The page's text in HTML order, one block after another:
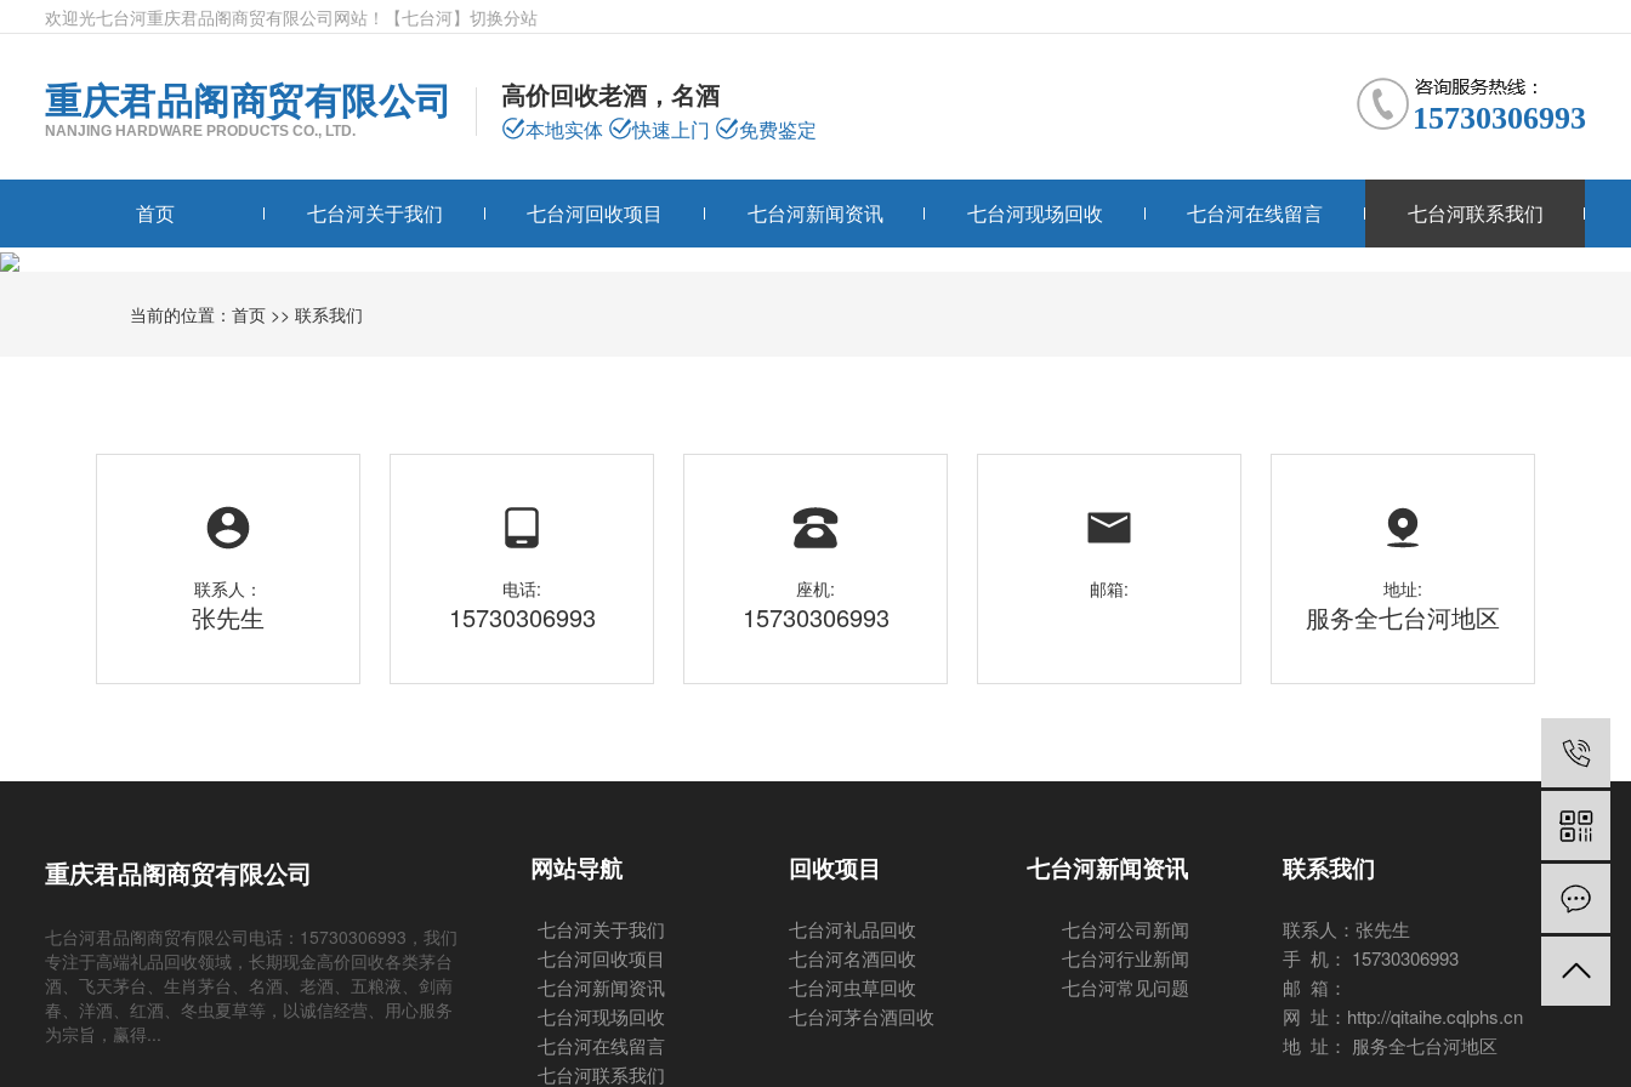
欢迎光七台河重庆君品阁商贸有限公司网站！ 【七台河】 切换分站
重庆君品阁商贸有限公司
NANJING HARDWARE PRODUCTS CO., LTD.
高价回收老酒，名酒
本地实体 快速上门 免费鉴定 15730306993
首页 七台河关于我们 七台河回收项目 七台河新闻资讯 七台河现场回收 七台河在线留言 七台河联系我们
当前的位置：首页 >>联系我们
联系人：
张先生
电话:
15730306993
座机:
15730306993
邮箱: 地址:
服务全七台河地区
重庆君品阁商贸有限公司
七台河君品阁商贸有限公司电话：15730306993，我们
专注于高端礼品回收领域，长期现金高价回收各类茅台
酒、飞天茅台、生肖茅台、名酒、老酒、五粮液、剑南
春、洋酒、红酒、冬虫夏草等，以诚信经营、用心服务
为宗旨，赢得...
网站导航
七台河关于我们
七台河回收项目
七台河新闻资讯
七台河现场回收
七台河在线留言
七台河联系我们
回收项目
七台河礼品回收
七台河名酒回收
七台河虫草回收
七台河茅台酒回收
七台河新闻资讯
七台河公司新闻
七台河行业新闻
七台河常见问题
联系我们
联系人：张先生
手 机： 15730306993
邮 箱：
网 址：http://qitaihe.cqlphs.cn
地 址： 服务全七台河地区